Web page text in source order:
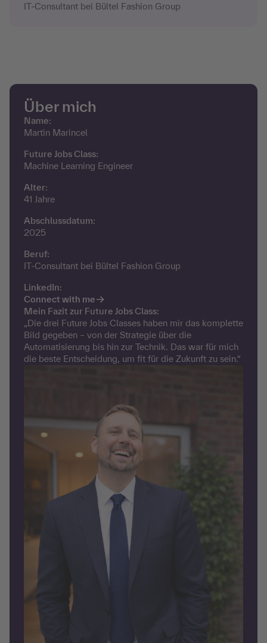
IT-Consultant bei Bültel Fashion Group
Über mich
Name:
Martin Marincel
Future Jobs Class:
Machine Learning Engineer
Alter:
41 Jahre
Abschlussdatum:
2025
Beruf:
IT-Consultant bei Bültel Fashion Group
LinkedIn:
Connect with me
Mein Fazit zur Future Jobs Class:
„Die drei Future Jobs Classes haben mir das komplette
Bild gegeben – von der Strategie über die
Automatisierung bis hin zur Technik. Das war für mich
die beste Entscheidung, um fit für die Zukunft zu sein.“